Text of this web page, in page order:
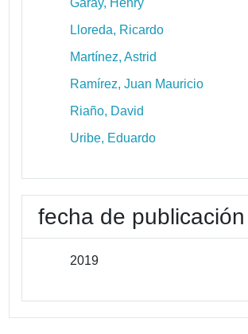
Lloreda, Ricardo
Martínez, Astrid
Ramírez, Juan Mauricio
Riaño, David
Uribe, Eduardo
fecha de publicación
2019